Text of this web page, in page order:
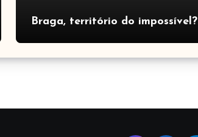
Braga, território do impossível?